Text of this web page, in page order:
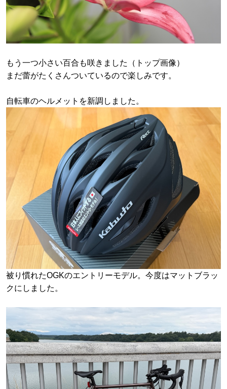
もう一つ小さい百合も咲きました（トップ画像）
まだ蕾がたくさんついているので楽しみです。
自転車のヘルメットを新調しました。
被り慣れたOGKのエントリーモデル。今度はマットブラッ
クにしました。